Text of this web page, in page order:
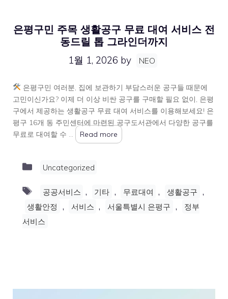
은평구민 주목 생활공구 무료 대여 서비스 전
동드릴 톱 그라인더까지
1월 1, 2026 by NEO
은평구민 여러분, 집에 보관하기 부담스러운 공구들 때문에
고민이신가요? 이제 더 이상 비싼 공구를 구매할 필요 없이, 은평
구에서 제공하는 생활공구 무료 대여 서비스를 이용해보세요! 은
평구 16개 동 주민센터에 마련된 공구도서관에서 다양한 공구를
무료로 대여할 수 …
Read more
Categories
Uncategorized
Tags
공공서비스 , 기타 , 무료대여 , 생활공구 ,
생활안정 , 서비스 , 서울특별시 은평구 ,
정부
서비스